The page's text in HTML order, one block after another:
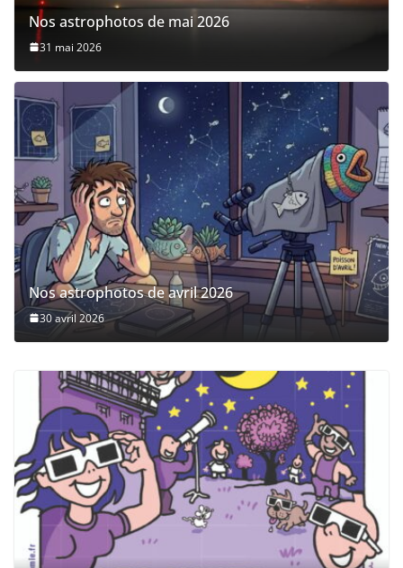
Nos astrophotos de mai 2026
31 mai 2026
Nos astrophotos de avril 2026
30 avril 2026